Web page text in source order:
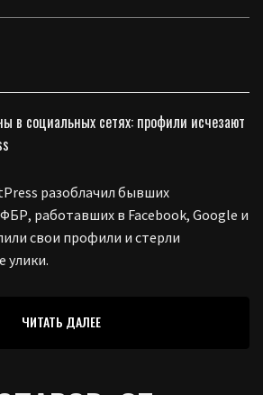
разоблачил бывших
работавших в Facebook, Google и
свои профили и стерли
улики.
ЧИТАТЬ ДАЛЕЕ